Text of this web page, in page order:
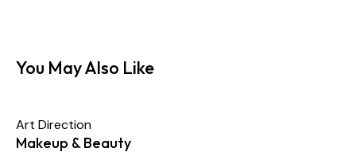
You May Also Like
Art Direction
Makeup & Beauty